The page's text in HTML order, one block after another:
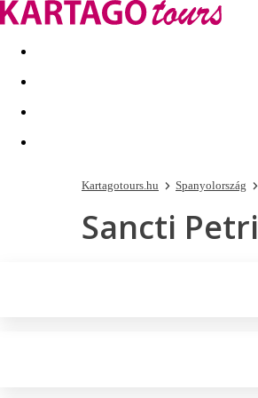
Kapcsolat Nyár 2026 Last Minute
Kartagotours.hu Spanyolország
Sancti Petri